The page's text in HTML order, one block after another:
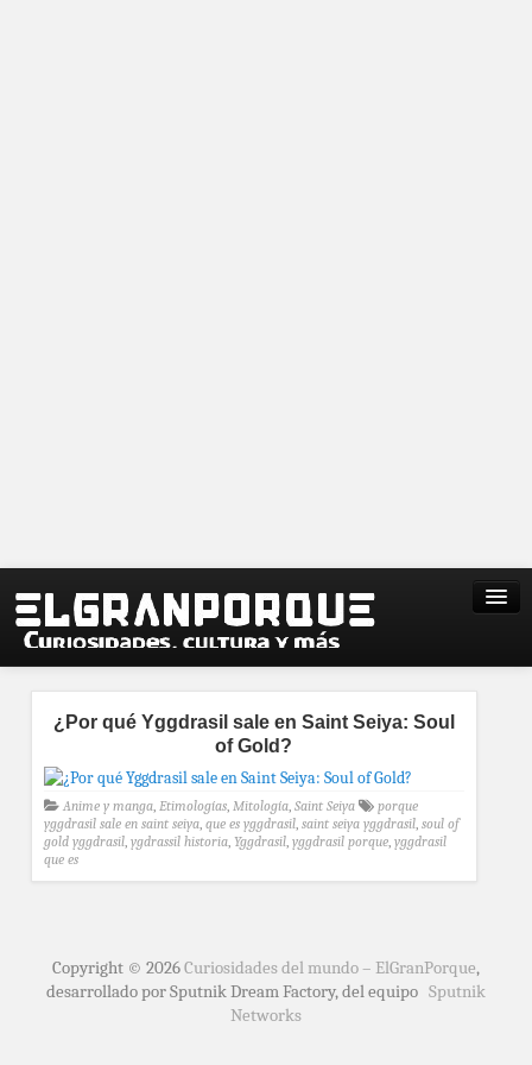
¿Por qué Yggdrasil sale en Saint Seiya: Soul
of Gold?
Anime y manga, Etimologías, Mitología, Saint Seiya
porque
yggdrasil sale en saint seiya, que es yggdrasil, saint seiya yggdrasil, soul of
gold yggdrasil, ygdrassil historia, Yggdrasil, yggdrasil porque, yggdrasil
que es
Copyright © 2026Curiosidades del mundo – ElGranPorque,
desarrollado por Sputnik Dream Factory, del equipo Sputnik
Networks